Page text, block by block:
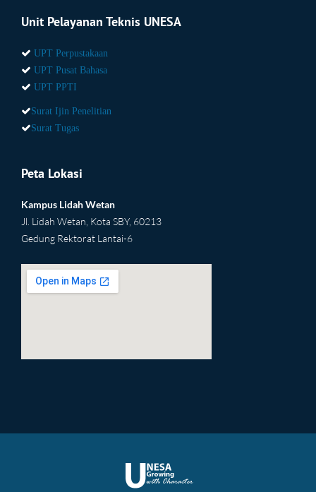
Unit Pelayanan Teknis UNESA
UPT Perpustakaan
UPT Pusat Bahasa
UPT PPTI
Surat Ijin Penelitian
Surat Tugas
Peta Lokasi
Kampus Lidah Wetan
Jl. Lidah Wetan, Kota SBY, 60213
Gedung Rektorat Lantai-6
html embed google map